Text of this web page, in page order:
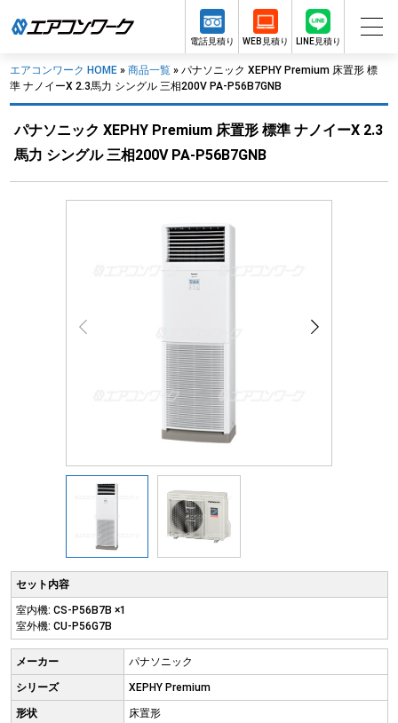
電話見積り WEB見積り LINE見積り
エアコンワーク HOME » 商品一覧 » パナソニック XEPHY Premium 床置形 標
準 ナノイーX 2.3馬力 シングル 三相200V PA-P56B7GNB
パナソニック XEPHY Premium 床置形 標準 ナノイーX 2.3
馬力 シングル 三相200V PA-P56B7GNB
セット内容
室内機: CS-P56B7B ×1
室外機: CU-P56G7B
メーカー パナソニック
シリーズ XEPHY Premium
形状 床置形